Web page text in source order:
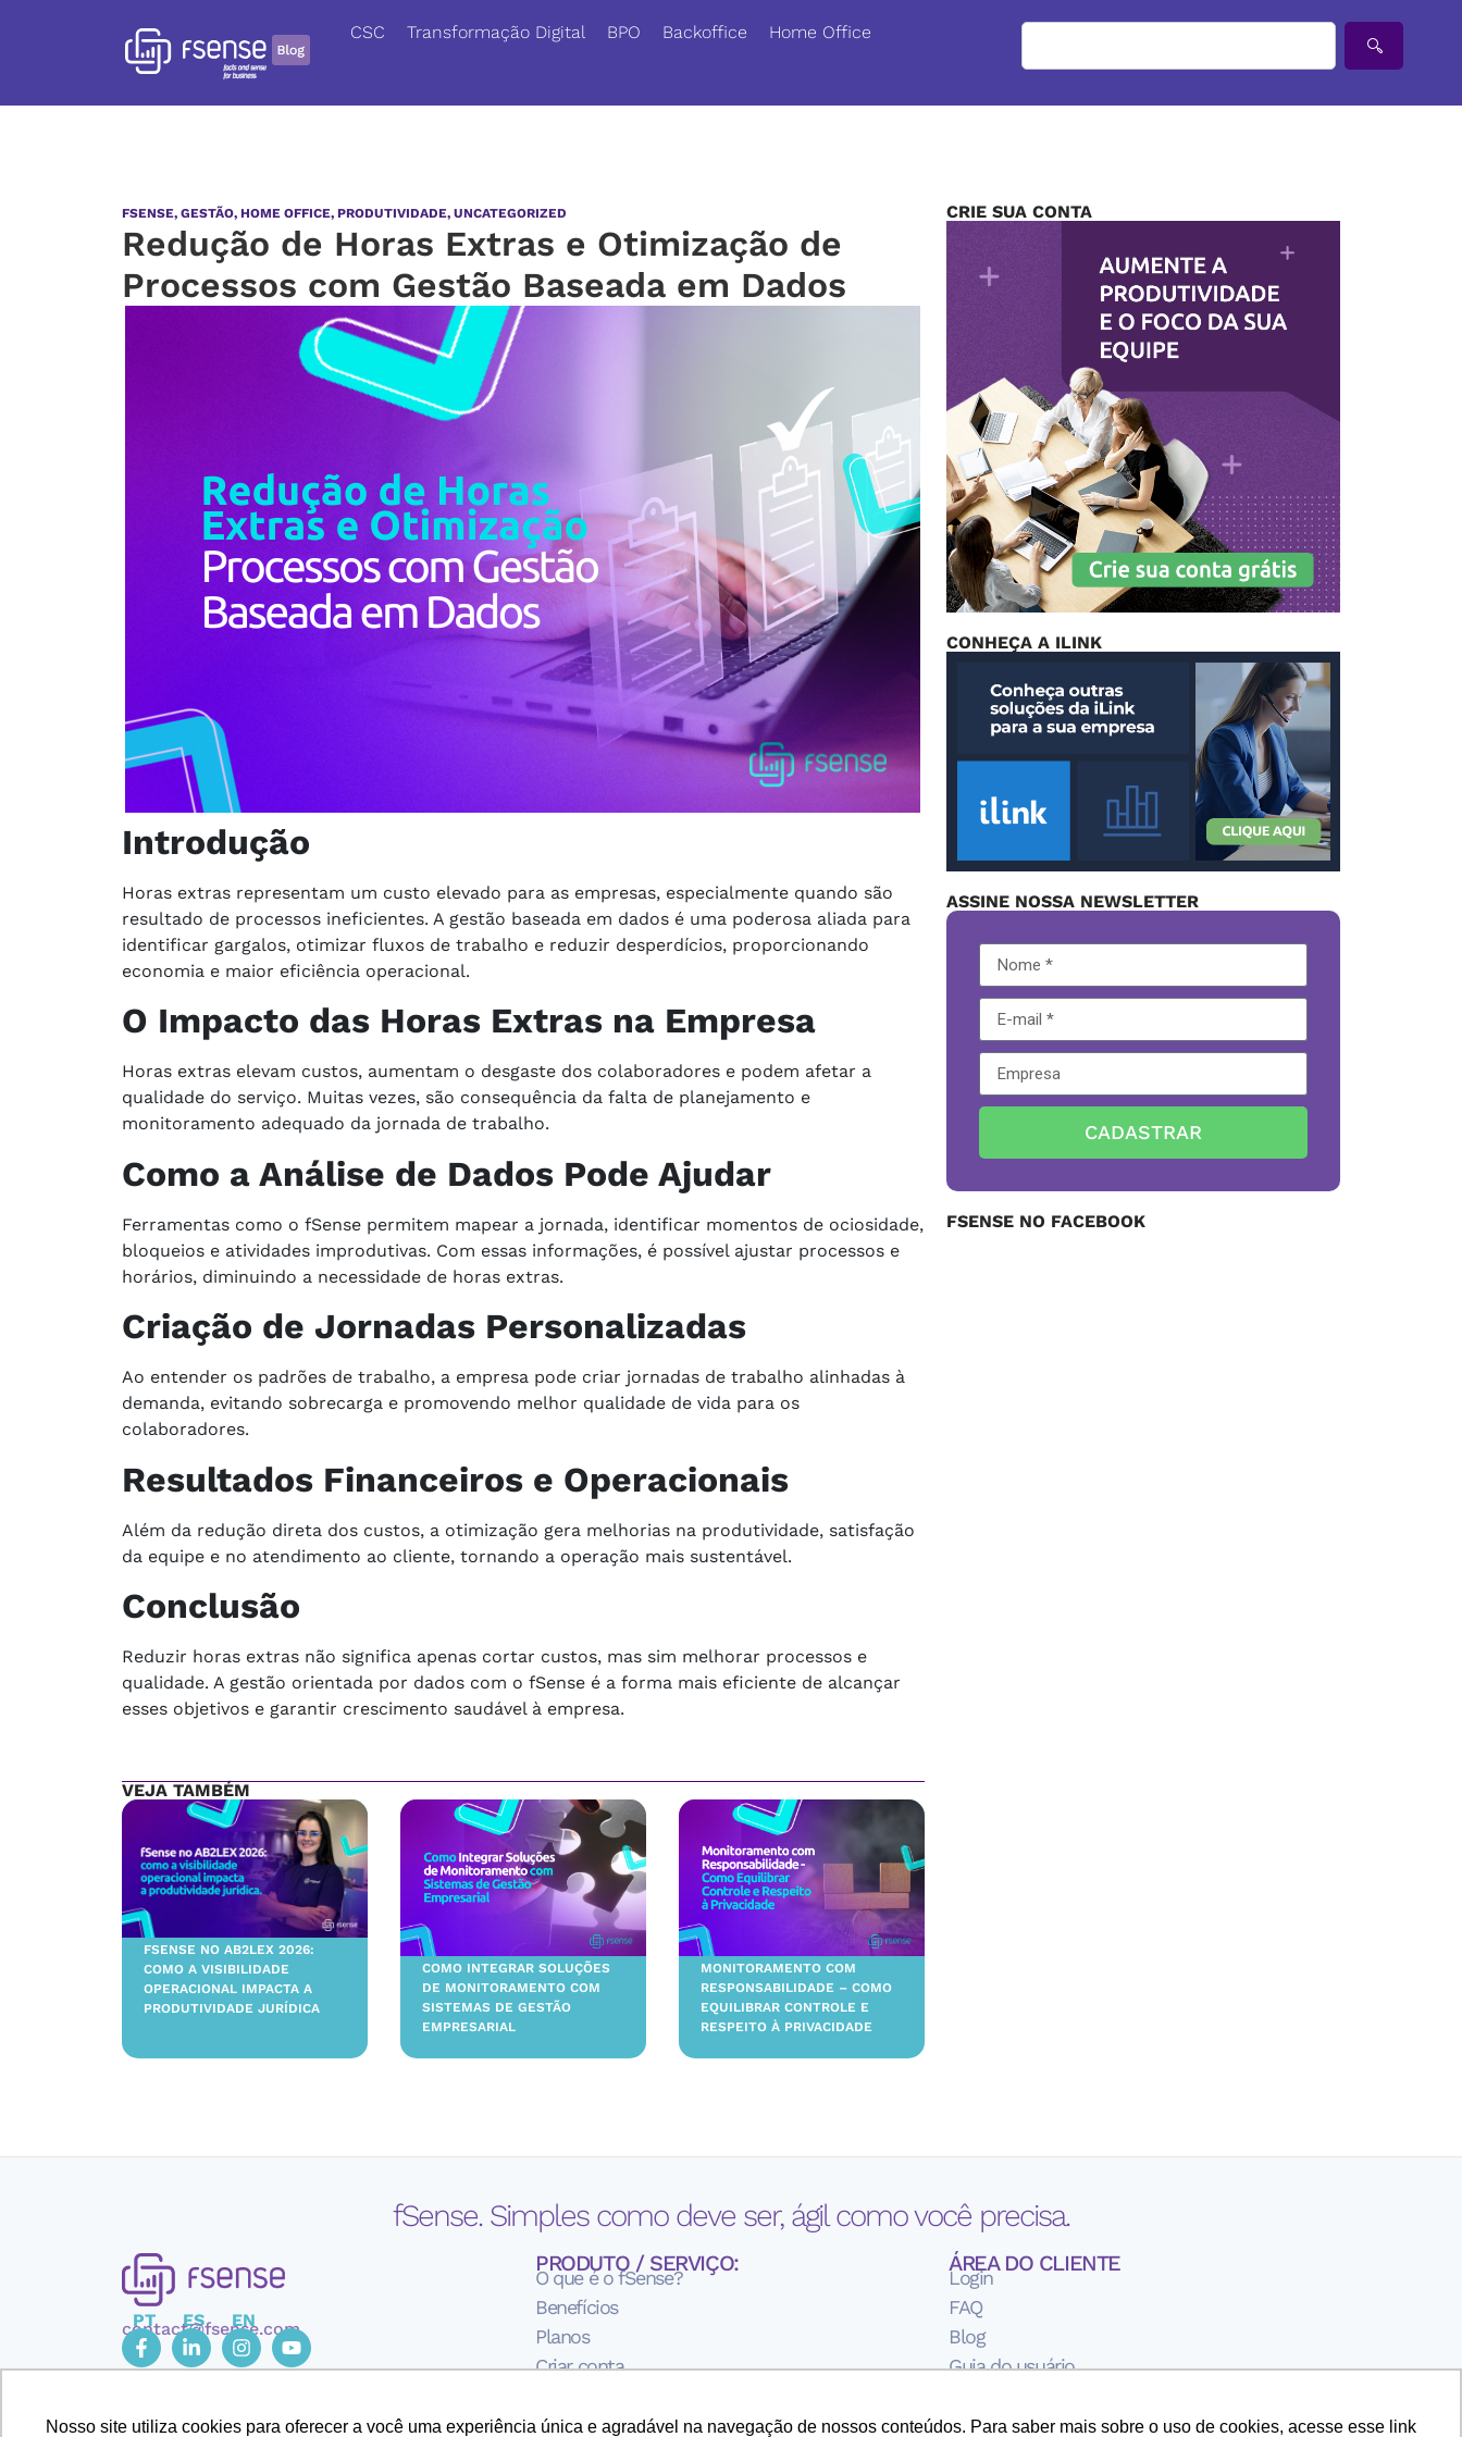
Nosso site utiliza cookies para oferecer a você uma experiência única e agradável na navegação de nossos conteúdos. Para saber mais sobre o uso de cookies, acesse esse link
CSC Transformação Digital BPO Backoffice Home Office
FSENSE, GESTÃO, HOME OFFICE, PRODUTIVIDADE, UNCATEGORIZED
Redução de Horas Extras e Otimização de
Processos com Gestão Baseada em Dados
Introdução
Horas extras representam um custo elevado para as empresas, especialmente quando são
resultado de processos ineficientes. A gestão baseada em dados é uma poderosa aliada para
identificar gargalos, otimizar fluxos de trabalho e reduzir desperdícios, proporcionando
economia e maior eficiência operacional.
O Impacto das Horas Extras na Empresa
Horas extras elevam custos, aumentam o desgaste dos colaboradores e podem afetar a
qualidade do serviço. Muitas vezes, são consequência da falta de planejamento e
monitoramento adequado da jornada de trabalho.
Como a Análise de Dados Pode Ajudar
Ferramentas como o fSense permitem mapear a jornada, identificar momentos de ociosidade,
bloqueios e atividades improdutivas. Com essas informações, é possível ajustar processos e
horários, diminuindo a necessidade de horas extras.
Criação de Jornadas Personalizadas
Ao entender os padrões de trabalho, a empresa pode criar jornadas de trabalho alinhadas à
demanda, evitando sobrecarga e promovendo melhor qualidade de vida para os
colaboradores.
Resultados Financeiros e Operacionais
Além da redução direta dos custos, a otimização gera melhorias na produtividade, satisfação
da equipe e no atendimento ao cliente, tornando a operação mais sustentável.
Conclusão
Reduzir horas extras não significa apenas cortar custos, mas sim melhorar processos e
qualidade. A gestão orientada por dados com o fSense é a forma mais eficiente de alcançar
esses objetivos e garantir crescimento saudável à empresa.
VEJA TAMBÉM
FSENSE NO AB2LEX 2026:
COMO A VISIBILIDADE
OPERACIONAL IMPACTA A
PRODUTIVIDADE JURÍDICA
COMO INTEGRAR SOLUÇÕES
DE MONITORAMENTO COM
SISTEMAS DE GESTÃO
EMPRESARIAL
MONITORAMENTO COM
RESPONSABILIDADE – COMO
EQUILIBRAR CONTROLE E
RESPEITO À PRIVACIDADE
CRIE SUA CONTA
CONHEÇA A ILINK
ASSINE NOSSA NEWSLETTER
CADASTRAR
FSENSE NO FACEBOOK
fSense. Simples como deve ser, ágil como você precisa.
PT ES EN
contact@fsense.com
PRODUTO / SERVIÇO:
O que é o fSense?
Benefícios
Planos
Criar conta
ÁREA DO CLIENTE
Login
FAQ
Blog
Guia do usuário
Política de Privavidade